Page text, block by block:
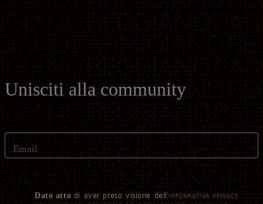
Unisciti alla community
Email
Dato atto di aver preso visione dell'INFORMATIVA PRIVACY